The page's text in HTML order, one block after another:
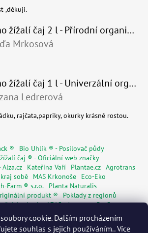
cookie. Dalším procházením
souhlas s jejich používáním.. Více
,děkuji.
Mesiho žížalí čaj 2 l - Přírodní organické hnojivo 100% nature - recyklovaný obal
produktu je 5 z 5 hvězdiček.
Mrkosová
Mesiho žížalí čaj 1 l - Univerzální organické hnojivo
produktu je 5 z 5 hvězdiček.
Ledrerová
rajčata,papriky, okurky krásně rostou.
®
Bio Uhlík ® - Posilovač půdy
čaj ® - Oficiální web značky
Kateřina Vaří Plantae.cz Agrotrans
sobě
MAS Krkonoše
Eco-Eko
Farm ® s.r.o.
Planta Naturalis
produkt ®
Poklady z regionů
od roku 1715 Agentura De Costy
Regionální značky
Květinářství Mia s.r.o.
pasy
Senior pas WORMÁK